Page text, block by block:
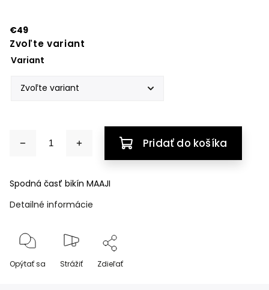
€49
Zvoľte variant
Variant
Pridať do košíka
Spodná časť bikín MAAJI
Detailné informácie
Opýtať sa Strážiť Zdieľať